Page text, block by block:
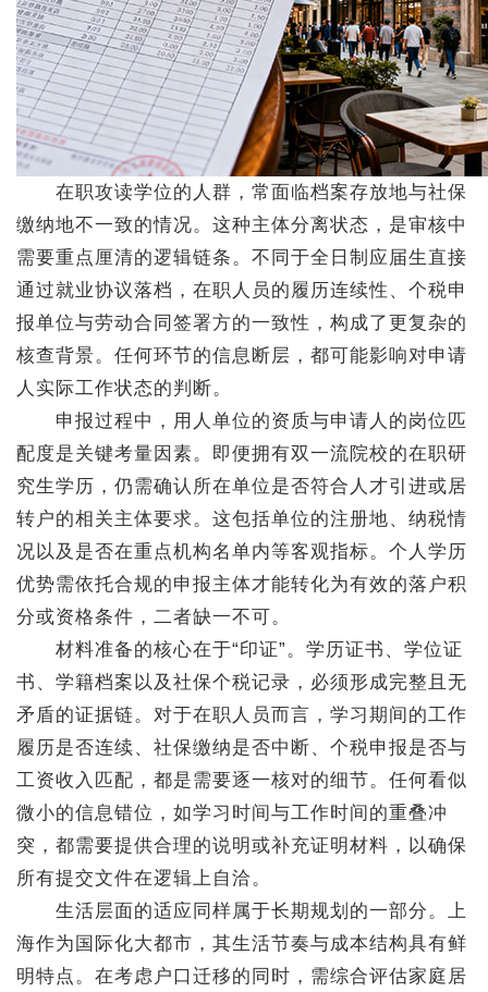
在职攻读学位的人群，常面临档案存放地与社保
缴纳地不一致的情况。这种主体分离状态，是审核中
需要重点厘清的逻辑链条。不同于全日制应届生直接
通过就业协议落档，在职人员的履历连续性、个税申
报单位与劳动合同签署方的一致性，构成了更复杂的
核查背景。任何环节的信息断层，都可能影响对申请
人实际工作状态的判断。
申报过程中，用人单位的资质与申请人的岗位匹
配度是关键考量因素。即便拥有双一流院校的在职研
究生学历，仍需确认所在单位是否符合人才引进或居
转户的相关主体要求。这包括单位的注册地、纳税情
况以及是否在重点机构名单内等客观指标。个人学历
优势需依托合规的申报主体才能转化为有效的落户积
分或资格条件，二者缺一不可。
材料准备的核心在于“印证”。学历证书、学位证
书、学籍档案以及社保个税记录，必须形成完整且无
矛盾的证据链。对于在职人员而言，学习期间的工作
履历是否连续、社保缴纳是否中断、个税申报是否与
工资收入匹配，都是需要逐一核对的细节。任何看似
微小的信息错位，如学习时间与工作时间的重叠冲
突，都需要提供合理的说明或补充证明材料，以确保
所有提交文件在逻辑上自洽。
生活层面的适应同样属于长期规划的一部分。上
海作为国际化大都市，其生活节奏与成本结构具有鲜
明特点。在考虑户口迁移的同时，需综合评估家庭居